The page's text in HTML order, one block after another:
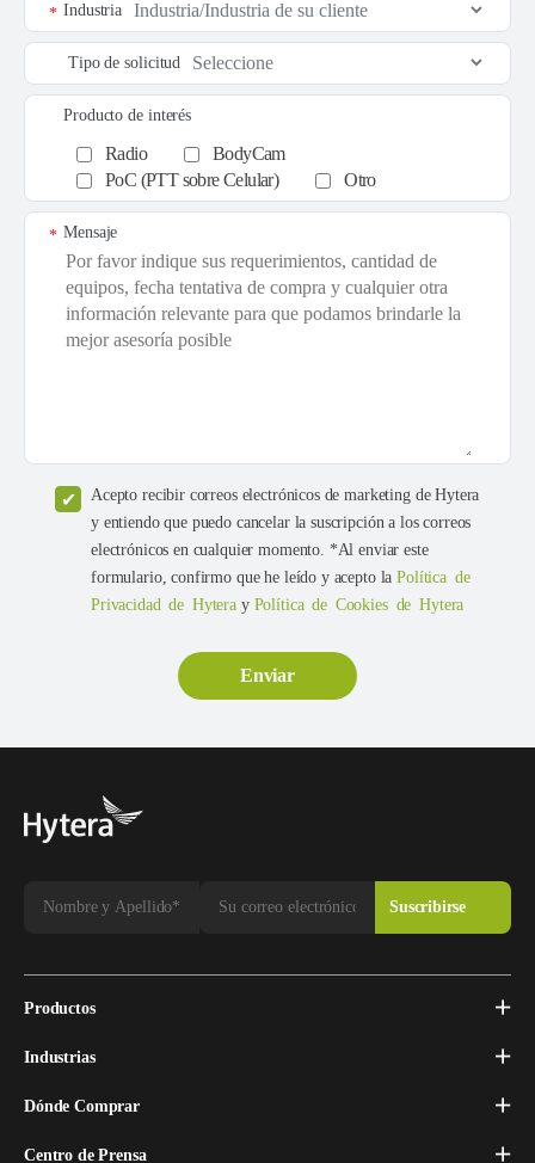
Industria
*
Tipo de solicitud
Producto de interés
Radio
BodyCam
PoC (PTT sobre Celular)
Otro
Mensaje
*
Acepto recibir correos electrónicos de marketing de Hytera
y entiendo que puedo cancelar la suscripción a los correos
electrónicos en cualquier momento. *Al enviar este
formulario, confirmo que he leído y acepto laPolítica de
Privacidad de Hytera y Política de Cookies de Hytera
Productos
Industrias
Dónde Comprar
Centro de Prensa